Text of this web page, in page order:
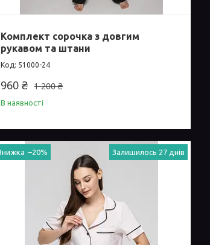
Комплект сорочка з довгим
рукавом та штани
51000-24
1 200 ₴
960 ₴
В наявності
–20% Залишилось 27 днів